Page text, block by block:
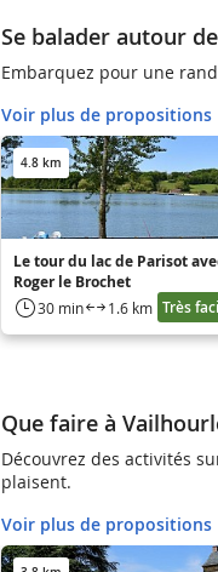
Se balader autour
Embarquez pour une
Voir plus de propositions
4.8 km
Le tour du lac de Parisot
Roger le Brochet
30 min 1.6 km Très
Que faire à
Découvrez des activités
plaisent.
Voir plus de propositions